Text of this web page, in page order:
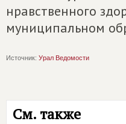
нравственного
муниципальном
Источник: Урал Ведомости
См. также